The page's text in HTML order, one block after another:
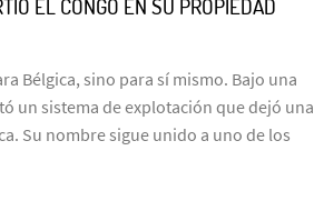
EL CONGO EN SU PROPIEDAD
Bélgica, sino para sí mismo. Bajo una
un sistema de explotación que dejó una
Su nombre sigue unido a uno de los